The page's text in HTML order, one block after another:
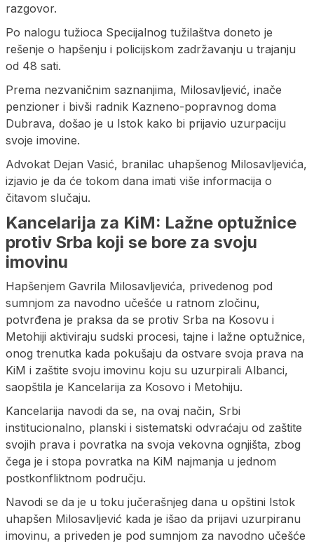
razgovor.
Po nalogu tužioca Specijalnog tužilaštva doneto je
rešenje o hapšenju i policijskom zadržavanju u trajanju
od 48 sati.
Prema nezvaničnim saznanjima, Milosavljević, inače
penzioner i bivši radnik Kazneno-popravnog doma
Dubrava, došao je u Istok kako bi prijavio uzurpaciju
svoje imovine.
Advokat Dejan Vasić, branilac uhapšenog Milosavljevića,
izjavio je da će tokom dana imati više informacija o
čitavom slučaju.
Kancelarija za KiM: Lažne optužnice
protiv Srba koji se bore za svoju
imovinu
Hapšenjem Gavrila Milosavljevića, privedenog pod
sumnjom za navodno učešće u ratnom zločinu,
potvrđena je praksa da se protiv Srba na Kosovu i
Metohiji aktiviraju sudski procesi, tajne i lažne optužnice,
onog trenutka kada pokušaju da ostvare svoja prava na
KiM i zaštite svoju imovinu koju su uzurpirali Albanci,
saopštila je Kancelarija za Kosovo i Metohiju.
Kancelarija navodi da se, na ovaj način, Srbi
institucionalno, planski i sistematski odvraćaju od zaštite
svojih prava i povratka na svoja vekovna ognjišta, zbog
čega je i stopa povratka na KiM najmanja u jednom
postkonfliktnom području.
Navodi se da je u toku jučerašnjeg dana u opštini Istok
uhapšen Milosavljević kada je išao da prijavi uzurpiranu
imovinu, a priveden je pod sumnjom za navodno učešće